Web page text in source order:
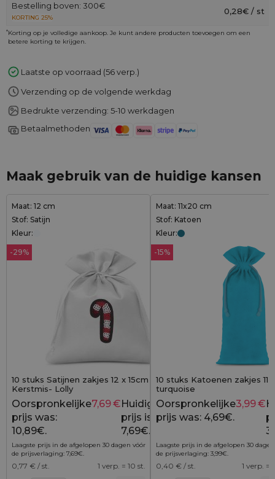
Bestelling boven: 300€
KORTING 25%
0,28€ / st
*Korting op je volledige aankoop. Je kunt andere producten toevoegen om een
betere korting te krijgen.
Laatste op voorraad (56 verp.)
Verzending op de volgende werkdag
Bedrukte verzending: 5-10 werkdagen
Betaalmethoden
Maak gebruik van de huidige kansen
Maat: 12 cm
Stof: Satijn
Kleur:
-29%
10 stuks Satijnen zakjes 12 x 15cm -
Kerstmis- Lolly
10,89 €
Oorspronkelijke
prijs was:
10,89€.
7,69€Huidige
prijs is:
7,69€.
Laagste prijs in de afgelopen 30 dagen vóór
de prijsverlaging: 7,69€.
0,77 € / st. 1 verp. = 10 st.
Maat: 11x20 cm
Stof: Katoen
Kleur:
-15%
10 stuks Katoenen zakjes 11
turquoise
Oorspronkelijke
prijs was: 4,69€.
3,99€
Laagste prijs in de afgelopen 30
de prijsverlaging: 3,99€.
0,40 € / st. 1 verp. =